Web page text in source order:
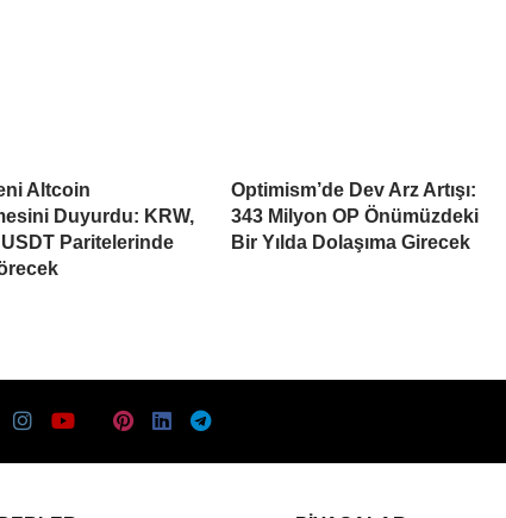
Altcoin
Duyurdu: KRW,
Paritelerinde
Optimism’de Dev Arz Artışı:
343 Milyon OP Önümüzdeki
Bir Yılda Dolaşıma Girecek